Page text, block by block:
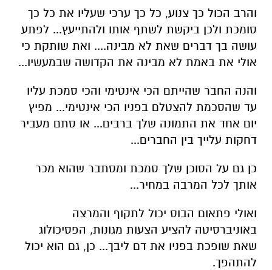
והרב הכול כך צנוע, כל כך ערכי שעליו את כל כך
סומכת ולכן ביקשת לשתף אותו ולהתייעץ... לפתע
עושה בך דברים שאת לא מבינה.... ואת שותקת כי
אולי את באמת לא מבינה את הקדושה שבמעשיו...
והנה החבר שהייתם הכי אינטימי והכי סמכת עליו
עד שהסכמת להצטלם בפניו הכי אינטימי... מפיץ
יום אחד את התמונה שלך ברבים... או סתם מעביר
דחקות עלייך בין החברים...
כן גם על הסוכן שלך סמכת ומסתבר שהוא מכר
אותך לכל המרבה במחיר...
ואולי פתאום הבוס יכול לתקוף והמרצה
באוניברסיטה להציע הצעות מגונות, הפסיכולוג
שאת שופכת בפניו את דם ליבך... כן, גם הוא יכול
להתהפך.